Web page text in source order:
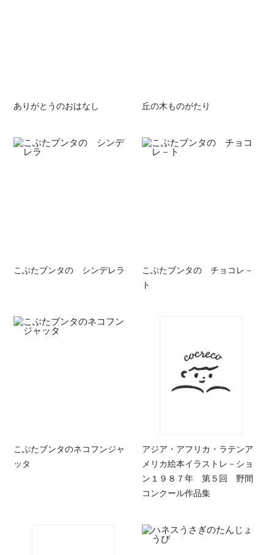
ありがとうのおはなし 丘の木ものがたり
こぶたブンタの シンデレラ
こぶたブンタの チョコレ－
ト
こぶたブンタのネコフンジャ
ッタ
アジア・アフリカ・ラテンア
メリカ絵本イラストレ－ショ
ン１９８７年 第５回 野間
コンクール作品集